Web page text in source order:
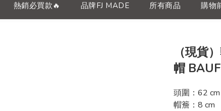
「平價潮流，舒適無極限」Unisex服飾首選品牌
熱銷必買款🔥 品牌FJ MADE 所有商品 購物
（現貨
帽
頭圍：62 cm
帽簷：8 cm